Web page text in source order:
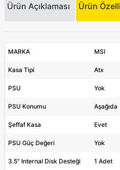
Ürün Açıklaması Ürün
MARKA MSI
Kasa Tipi Atx
PSU Yok
PSU Konumu Aşağıda
Şeffaf Kasa Evet
PSU Güç Değeri Yok
3.5" Internal Disk Desteği 1 Adet